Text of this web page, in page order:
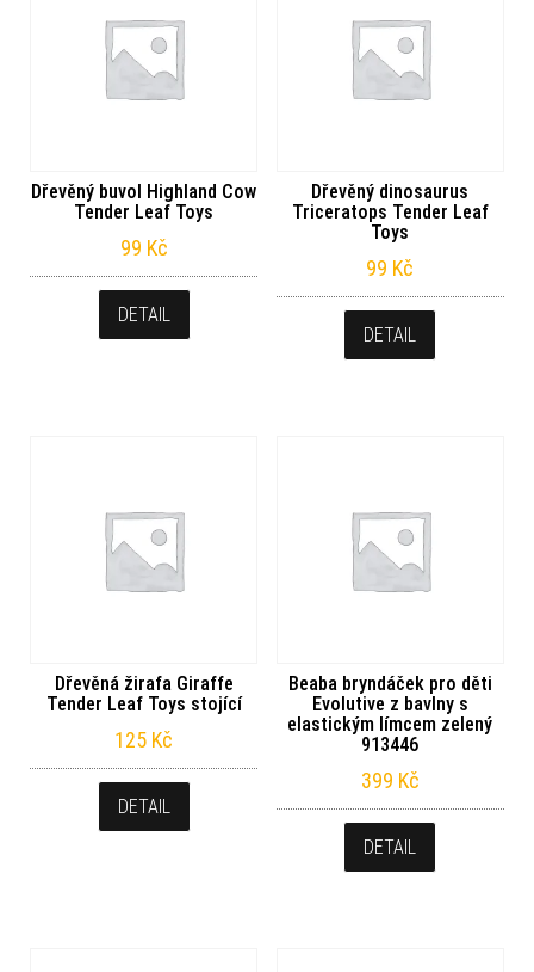
Dřevěný buvol Highland Cow
Tender Leaf Toys
99 Kč
DETAIL
Dřevěný dinosaurus
Triceratops Tender Leaf
Toys
99 Kč
DETAIL
Dřevěná žirafa Giraffe
Tender Leaf Toys stojící
125 Kč
DETAIL
Beaba bryndáček pro děti
Evolutive z bavlny s
elastickým límcem zelený
913446
399 Kč
DETAIL